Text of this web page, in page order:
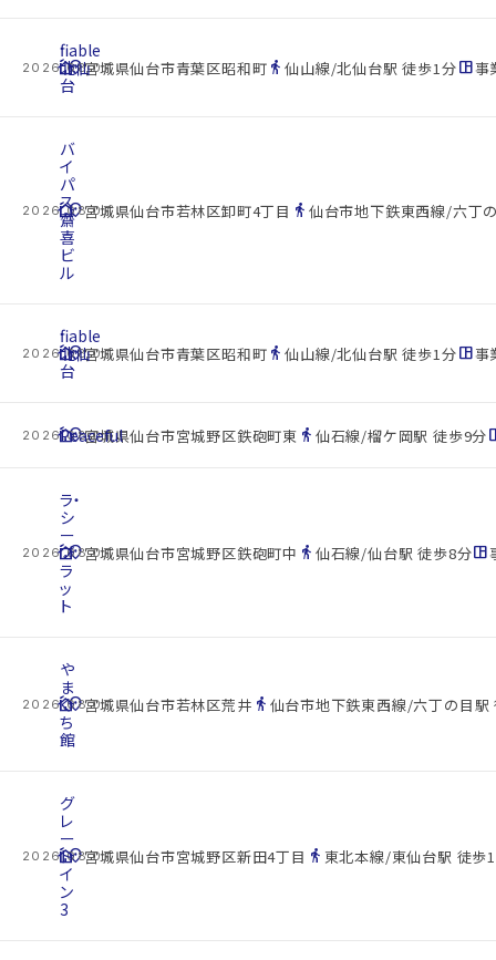
2026.08.07
cottage
fiable
北仙
台
location_on宮城県仙台市青葉区昭和町 directions_walk仙山線/北仙台駅 徒歩1分space_dashboard事
2026.08.07
cottage
バ
イ
パ
ス
齋
喜
ビ
ル
location_on宮城県仙台市若林区卸町4丁目 directions_walk 仙台市地下鉄東西線/六丁
2026.08.07
cottage
fiable
北仙
台
location_on宮城県仙台市青葉区昭和町 directions_walk仙山線/北仙台駅 徒歩1分space_dashboard事
2026.08.07
cottage
Peaceful
location_on宮城県仙台市宮城野区鉄砲町東 directions_walk 仙石線/榴ケ岡駅 徒歩9分
2026.08.07
cottage
ラ・
シ
ー
プ
ラ
ッ
ト
location_on宮城県仙台市宮城野区鉄砲町中 directions_walk 仙石線/仙台駅 徒歩8分space_dashboard
2026.08.07
cottage
や
ま
ぐ
ち
館
location_on宮城県仙台市若林区荒井 directions_walk 仙台市地下鉄東西線/六丁の目駅
2026.08.07
cottage
グ
レ
ー
ト
イ
ン
3
location_on宮城県仙台市宮城野区新田4丁目 directions_walk 東北本線/東仙台駅 徒歩